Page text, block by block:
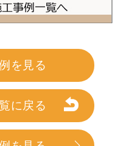
似の条件で
頼する
を見る
に戻る